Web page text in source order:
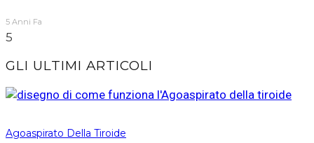
5 Anni Fa
5
GLI ULTIMI ARTICOLI
Agoaspirato Della Tiroide